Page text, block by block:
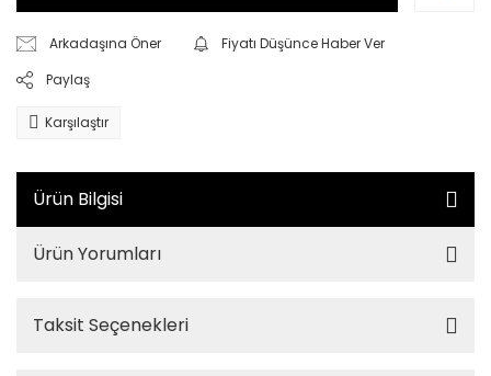
Arkadaşına Öner
Fiyatı Düşünce Haber Ver
Paylaş
Karşılaştır
Ürün Bilgisi
Ürün Yorumları
Taksit Seçenekleri